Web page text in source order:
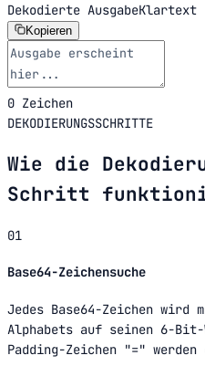
Dekodierte AusgabeKlartext
Kopieren
0 Zeichen
DEKODIERUNGSSCHRITTE
Wie die
Schritt
01
Base64-Zeichensuche
Jedes Base64-Zeichen wird
Alphabets auf seinen 6-Bit-
Padding-Zeichen "="